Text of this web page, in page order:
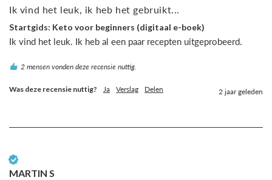
Ik vind het leuk, ik heb het gebruikt...
Startgids: Keto voor beginners (digitaal e-boek)
Ik vind het leuk. Ik heb al een paar recepten uitgeprobeerd.
2 mensen vonden deze recensie nuttig.
Was deze recensie nuttig? Ja Verslag Delen 2 jaar geleden
MARTIN S